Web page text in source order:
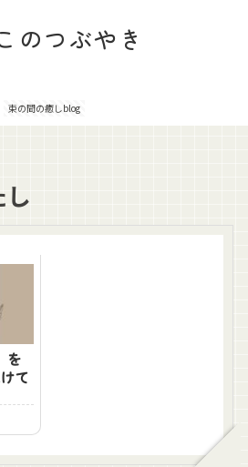
のつぶやき
束の間の癒しblog
を
て